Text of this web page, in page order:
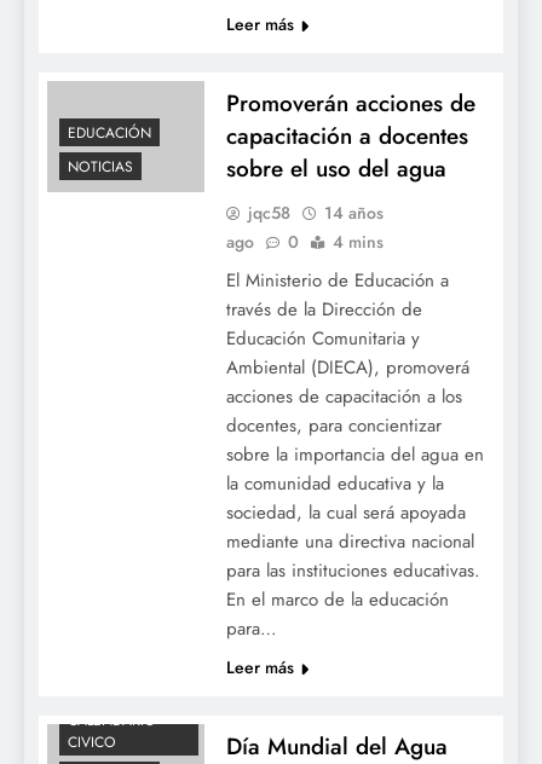
Leer más
EDUCACIÓN
NOTICIAS
Promoverán acciones de
capacitación a docentes
sobre el uso del agua
jqc58
14 años
ago
0 4 mins
El Ministerio de Educación a
través de la Dirección de
Educación Comunitaria y
Ambiental (DIECA), promoverá
acciones de capacitación a los
docentes, para concientizar
sobre la importancia del agua en
la comunidad educativa y la
sociedad, la cual será apoyada
mediante una directiva nacional
para las instituciones educativas.
En el marco de la educación
para…
Leer más
CALENDARIO
CIVICO
Día Mundial del Agua